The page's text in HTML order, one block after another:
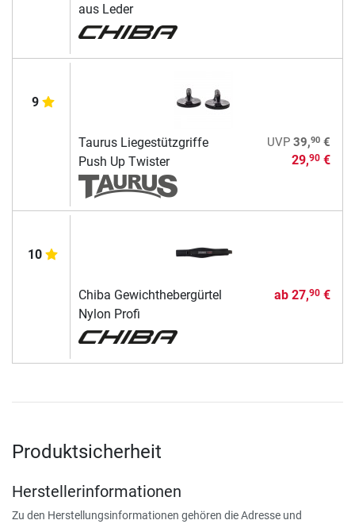
aus Leder
9
Taurus Liegestützgriffe
Push Up Twister
UVP 39,90€
29,90€
10
Chiba Gewichthebergürtel
Nylon Profi
ab 27,90€
Produktsicherheit
Herstellerinformationen
Zu den Herstellungsinformationen gehören die Adresse und